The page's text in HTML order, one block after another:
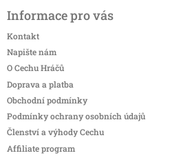
Informace pro vás
Kontakt
Napište nám
O Cechu Hráčů
Doprava a platba
Obchodní podmínky
Podmínky ochrany osobních údajů
Členství a výhody Cechu
Affiliate program